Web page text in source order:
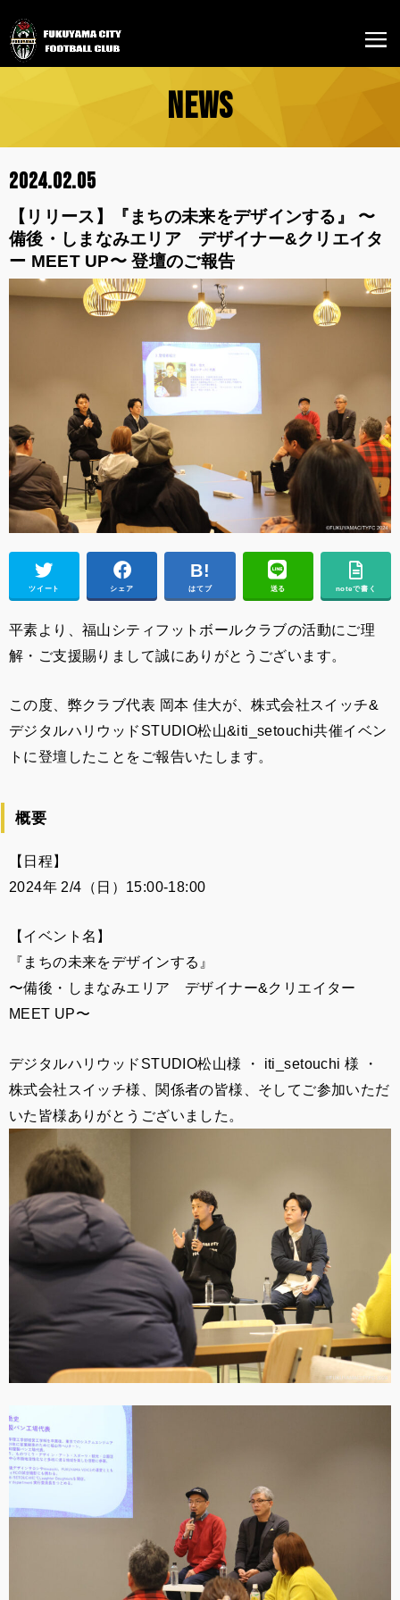
NEWS
2024.02.05
【リリース】『まちの未来をデザインする』 〜
備後・しまなみエリア デザイナー&クリエイタ
ー MEET UP〜 登壇のご報告
ツイート シェア はてブ 送る noteで書く
平素より、福山シティフットボールクラブの活動にご理
解・ご支援賜りまして誠にありがとうございます。
この度、弊クラブ代表 岡本 佳大が、株式会社スイッチ&
デジタルハリウッドSTUDIO松山&iti_setouchi共催イベン
トに登壇したことをご報告いたします。
概要
【日程】
2024年 2/4（日）15:00-18:00
【イベント名】
『まちの未来をデザインする』
〜備後・しまなみエリア デザイナー&クリエイター
MEET UP〜
デジタルハリウッドSTUDIO松山様 ・ iti_setouchi 様 ・
株式会社スイッチ様、関係者の皆様、そしてご参加いただ
いた皆様ありがとうございました。